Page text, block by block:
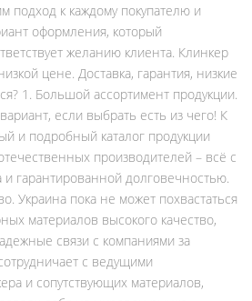
подход к каждому покупателю и
оформления, который
желанию клиента. Клинкер
цене. Доставка, гарантия, низкие
1. Большой ассортимент продукции.
если выбрать есть из чего! К
и подробный каталог продукции
производителей – всё с
и гарантированной долговечностью.
Украина пока не может похвастаться
материалов высокого качество,
связи с компаниями за
с ведущими
и сопутствующих материалов,